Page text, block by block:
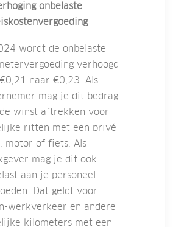
onbelaste
wordt de onbelaste
verhoogd
naar €0,23. Als
mag je dit bedrag
winst aftrekken voor
ritten met een privé
motor of fiets. Als
mag je dit ook
aan je personeel
Dat geldt voor
werkverkeer en andere
kilometers met een